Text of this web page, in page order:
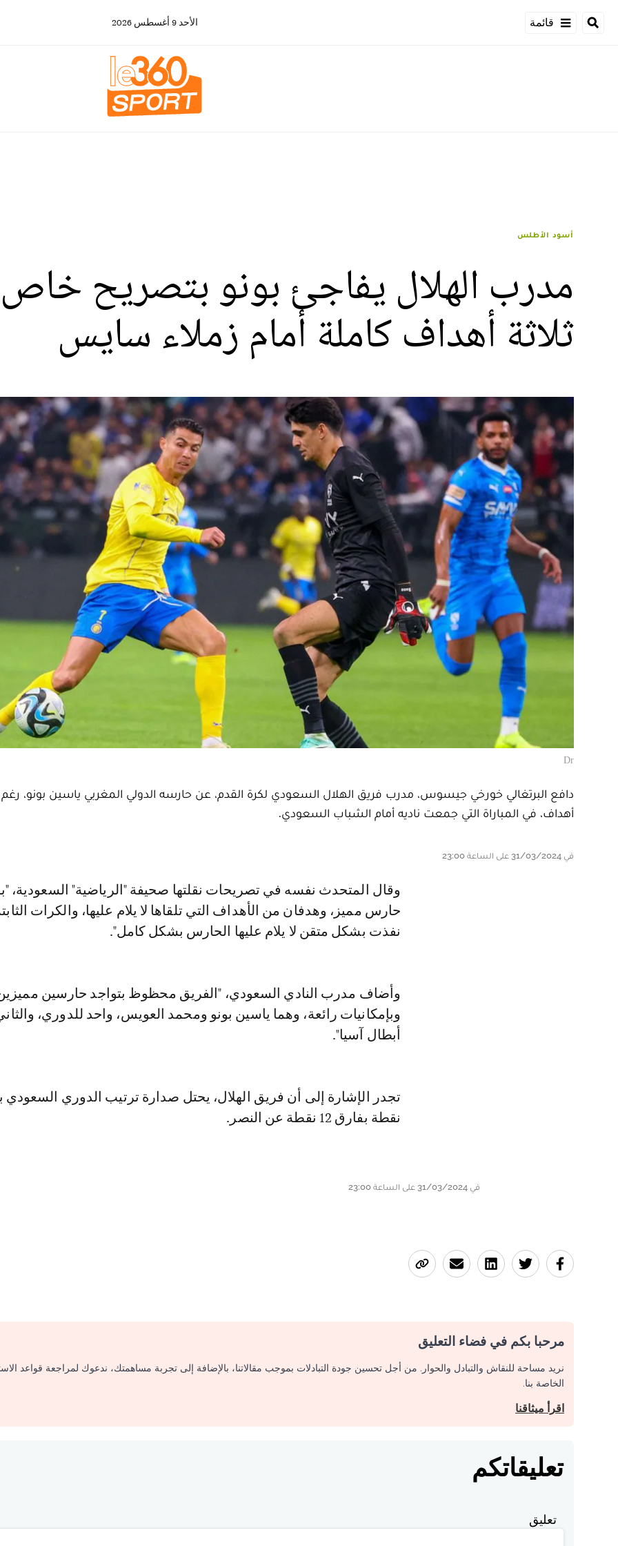
قائمة الأحد 9 أغسطس 2026
أسود الأطلس
مدرب الهلال يفاجئ بونو بتصريح خاص
ثلاثة أهداف كاملة أمام زملاء سايس
Dr
أهداف، في المباراة التي جمعت ناديه أمام الشباب السعودي.
في 31/03/2024 على الساعة 23:00
وقال المتحدث نفسه في تصريحات نقلتها صحيفة "الرياضية" السعودية، "بونو
حارس مميز، وهدفان من الأهداف التي تلقاها لا يلام عليها، والكرات
نفذت بشكل متقن لا يلام عليها الحارس بشكل كامل".
وأضاف مدرب النادي السعودي، "الفريق محظوظ بتواجد حارسين
وبإمكانيات رائعة، وهما ياسين بونو ومحمد العويس، واحد للدوري،
أبطال آسيا".
نقطة بفارق 12 نقطة عن النصر.
في 31/03/2024 على الساعة 23:00
مرحبا بكم في فضاء التعليق
نريد مساحة للنقاش والتبادل والحوار. من أجل تحسين جودة التبادلات بموجب مقالاتنا، بالإضافة إلى تجربة مساهمتك، ندعوك لمراجعة قواعد
الخاصة بنا.
اقرأ ميثاقنا
تعليقاتكم
تعليق